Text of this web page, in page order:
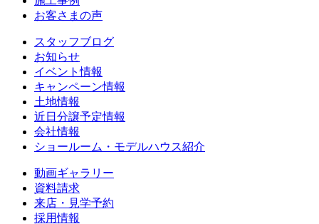
お客さまの声
スタッフブログ
お知らせ
イベント情報
キャンペーン情報
土地情報
近日分譲予定情報
会社情報
ショールーム・モデルハウス紹介
動画ギャラリー
資料請求
来店・見学予約
採用情報